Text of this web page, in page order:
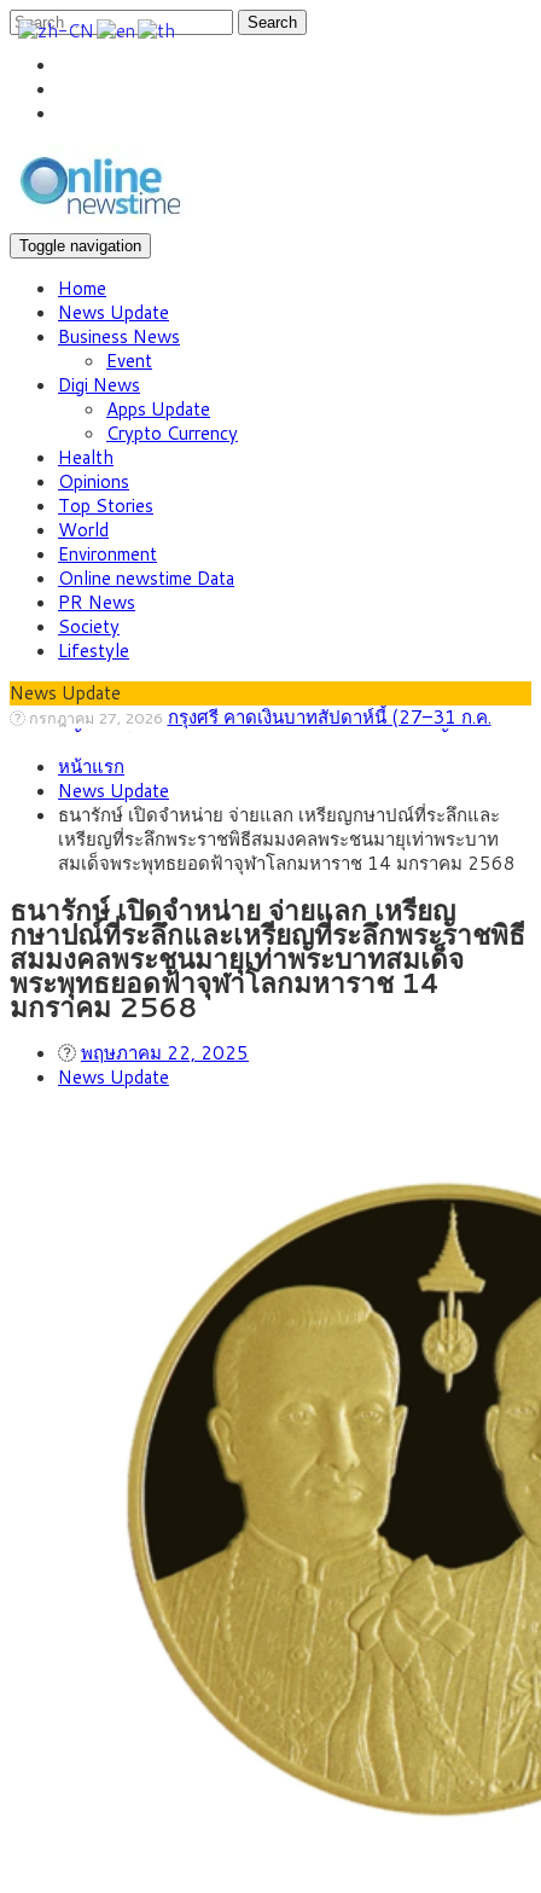
Search
Toggle navigation
Home
News Update
Business News
Event
Digi News
Apps Update
Crypto Currency
Health
Opinions
Top Stories
World
Environment
Online newstime Data
PR News
Society
Lifestyle
News Update
กรกฎาคม 27, 2026 กรุงศรี คาดเงินบาทสัปดาห์นี้ (27–31 ก.ค.
หน้ารถไฟฟ้าสงขลา โมโนเรล 12.54 กม. เชื่อมเมืองหาดใหญ่
สิงหาคม 4, 2026
รายหัวเพียง 2,618 บาท เสนอทบทวนจัดสรรงบให้สอดคล้องภาระ
งานจริง
สิงหาคม 3, 2026 กรุงศรี คาดเงินบาทสัปดาห์นี้ซื้อขายในกรอบ
33.00-33.60 ติดตามข้อมูลจ้างงานสหรัฐฯ
สิงหาคม 1, 2026 “เอกนิติ” เปิดเครื่องยนต์เศรษฐกิจใหม่ของไทย
เดินหน้า 5 ยุทธศาสตร์ รื้อโครงสร้างเศรษฐกิจ ดันไทยโตเต็ม
ศักยภาพ
กรกฎาคม 27, 2026 ภัยเงียบใกล้ตัวเด็ก LSD “แสตมป์เมา” ยาเสพ
ติดลายการ์ตูน กรมศุลกากร เตือนผู้ปกครองเฝ้าระวัง หลังยึดล็อต
ใหญ่จากเยอรมนี
หน้าแรก
News Update
ธนารักษ์ เปิดจำหน่าย จ่ายแลก เหรียญกษาปณ์ที่ระลึกและ
เหรียญที่ระลึกพระราชพิธีสมมงคลพระชนมายุเท่าพระบาท
สมเด็จพระพุทธยอดฟ้าจุฬาโลกมหาราช 14 มกราคม 2568
ธนารักษ์ เปิดจำหน่าย จ่ายแลก เหรียญ
กษาปณ์ที่ระลึกและเหรียญที่ระลึกพระราชพิธี
สมมงคลพระชนมายุเท่าพระบาทสมเด็จ
พระพุทธยอดฟ้าจุฬาโลกมหาราช 14
มกราคม 2568
พฤษภาคม 22, 2025
News Update